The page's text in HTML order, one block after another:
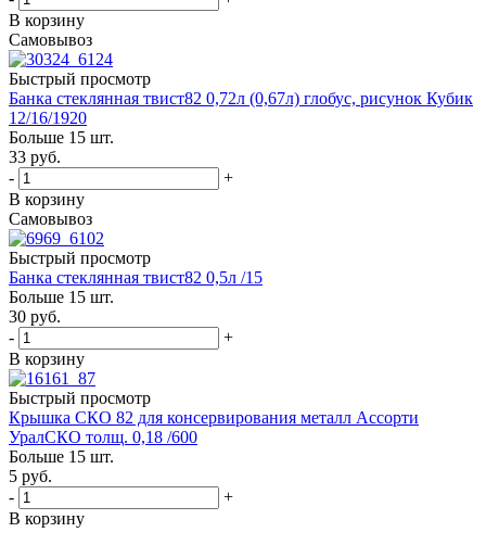
В корзину
Самовывоз
Быстрый просмотр
Банка стеклянная твист82 0,72л (0,67л) глобус, рисунок Кубик
12/16/1920
Больше 15 шт.
33 руб.
-
+
В корзину
Самовывоз
Быстрый просмотр
Банка стеклянная твист82 0,5л /15
Больше 15 шт.
30 руб.
-
+
В корзину
Быстрый просмотр
Крышка СКО 82 для консервирования металл Ассорти
УралСКО толщ. 0,18 /600
Больше 15 шт.
5 руб.
-
+
В корзину